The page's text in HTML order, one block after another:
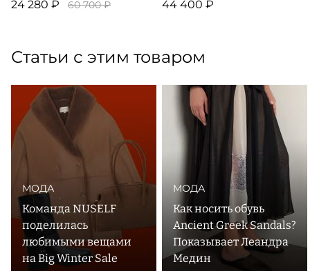
24 280 ₽ 60 700 ₽ 44 400 ₽
Статьи с этим товаром
МОДА
Команда NUSELF
поделилась
любимыми вещами
на Big Winter Sale
МОДА
Как носить обувь
Ancient Greek Sandals?
Показывает Леандра
Медин